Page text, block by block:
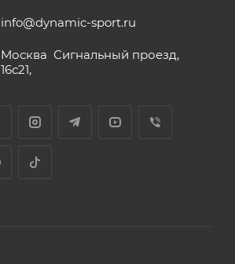
info@dynamic-sport.ru
Москва Сигнальный проезд,
16с21,